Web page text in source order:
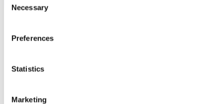
Selection
Necessary
Preferences
Statistics
Marketing